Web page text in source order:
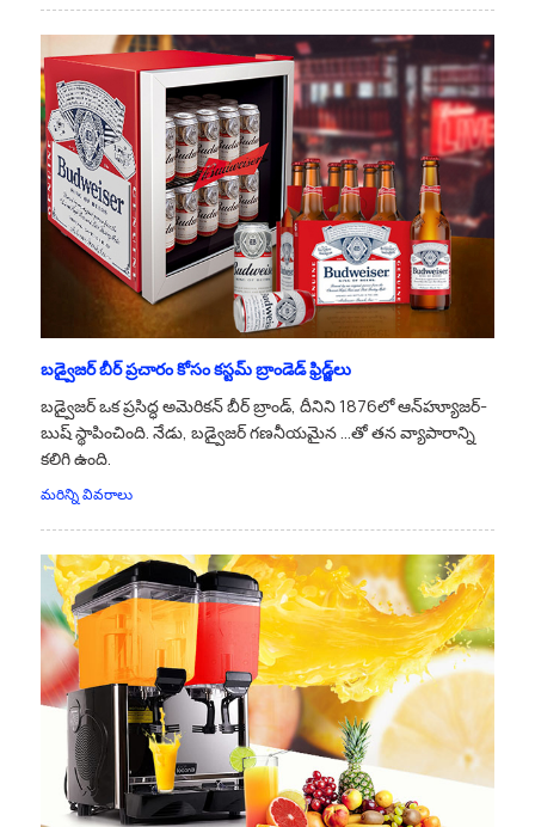
బడ్వైజర్ బీర్ ప్రచారం కోసం కస్టమ్ బ్రాండెడ్ ఫ్రిడ్జ్‌లు
బడ్వైజర్ ఒక ప్రసిద్ధ అమెరికన్ బీర్ బ్రాండ్, దీనిని 1876లో ఆన్‌హ్యూజర్-
బుష్ స్థాపించింది. నేడు, బడ్వైజర్ గణనీయమైన ...తో తన వ్యాపారాన్ని
కలిగి ఉంది.
మరిన్ని వివరాలు